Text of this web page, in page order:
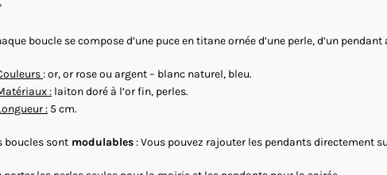
boucle se compose d’une puce en titane ornée d’une perle, d’un
: or, or rose ou argent – blanc naturel, bleu.
: laiton doré à l’or fin, perles.
: 5 cm.
boucles sont modulables: Vous pouvez rajouter les pendants directement